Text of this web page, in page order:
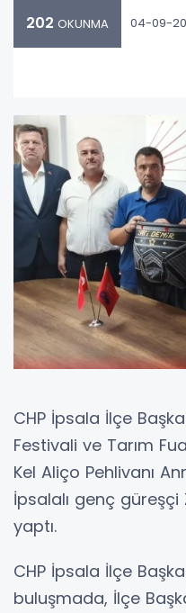
202 OKUNMA 04-09-
CHP İpsala İlçe
Festivali ve Tarım
Kel Aliço Pehlivanı
İpsalalı genç
yaptı.
CHP İpsala İlçe
buluşmada, İlçe